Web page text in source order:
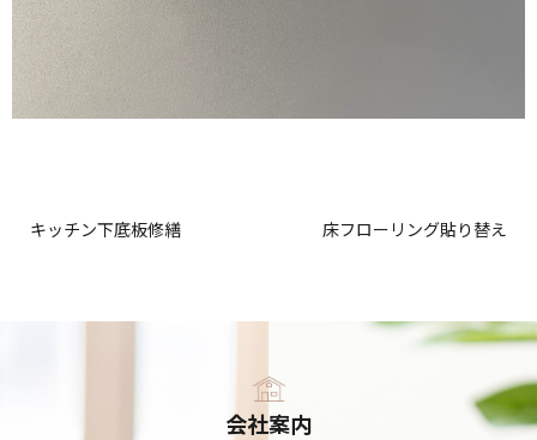
キッチン下底板修繕 床フローリング貼り替え
会社案内